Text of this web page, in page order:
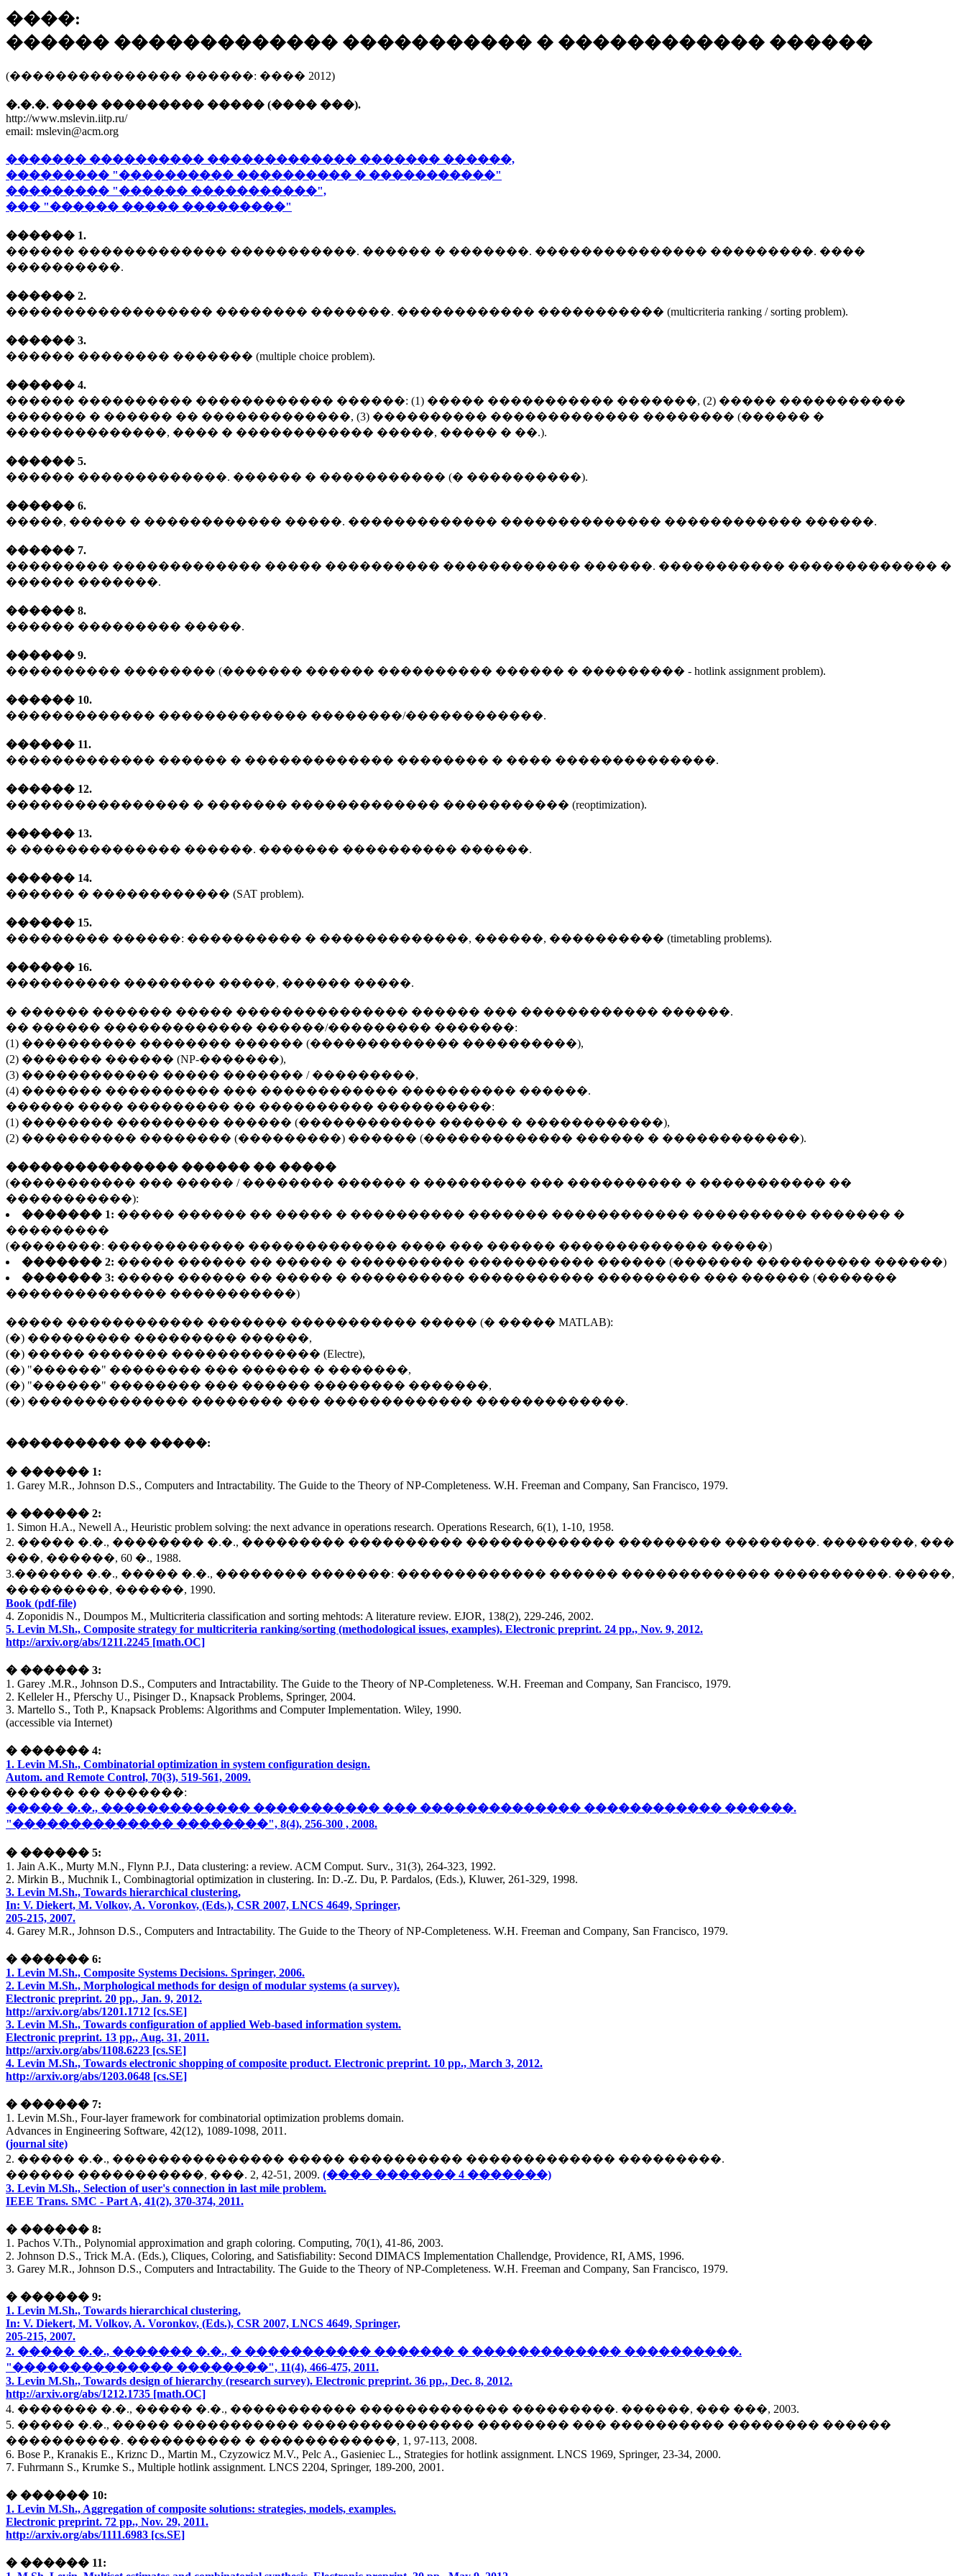
����:
������ ������������� ����������� � ������������ ������
(��������������� ������: ���� 2012)
�.�.�. ���� ��������� ����� (���� ���).
http://www.mslevin.iitp.ru/
email: mslevin@acm.org
������� ���������� ������������� ������� ������,
��������� "���������� ���������� � �����������"
��������� "������ �����������",
��� "������ ����� ���������"
������ 1.
������ ������������� �����������. ������ � �������. ��������������� ���������. ����
����������.
������ 2.
������������������ �������� �������. ������������ ����������� (multicriteria ranking / sorting problem).
������ 3.
������ �������� ������� (multiple choice problem).
������ 4.
������ ���������� ������������ ������: (1) ����� ����������� �������, (2) ����� �����������
������� � ������ �� �������������, (3) ���������� ������������� �������� (������ �
��������������, ���� � ������������ �����, ����� � ��.).
������ 5.
������ �������������. ������ � ����������� (� ����������).
������ 6.
�����, ����� � ������������ �����. ������������� �������������� ������������ ������.
������ 7.
��������� ������������� ����� ���������� ������������ ������. ����������� ������������� �
������ �������.
������ 8.
������ ��������� �����.
������ 9.
���������� �������� (������� ������ ���������� ������ � ��������� - hotlink assignment problem).
������ 10.
������������� ������������� ��������/������������.
������ 11.
������������� ������ � ������������� �������� � ���� ��������������.
������ 12.
���������������� � ������� ������������� ����������� (reoptimization).
������ 13.
� �������������� ������. ������� ���������� ������.
������ 14.
������ � ������������ (SAT problem).
������ 15.
��������� ������: ���������� � �������������, ������, ���������� (timetabling problems).
������ 16.
���������� �������� �����, ������ �����.
� ������ ������� ����� ��������������� ������ ��� ������������ ������.
�� ������ ������������� ������/��������� �������:
(1) ���������� �������� ������ (������������� ����������),
(2) ������� ������ (NP-�������),
(3) ������������ ����� ������� / ���������,
(4) ������� ���������� ��� ������������ ���������� ������.
������ ���� ��������� �� ���������� ����������:
(1) �������� ��������� ������ (������������ ������ � ������������),
(2) ���������� �������� (���������) ������ (������������� ������ � ������������).
��������������� ������ �� �����
(����������� ��� ����� / �������� ������ � ��������� ��� ���������� � ����������� ��
�����������):
������� 1: ����� ������ �� ����� � ���������� ������� ������������ ���������� ������� �
���������
(��������: ������������ ������������� ���� ��� ������ ������������� �����)
������� 2: ����� ������ �� ����� � ���������� ����������� ������ (������� ���������� ������)
������� 3: ����� ������ �� ����� � ���������� ����������� ��������� ��� ������ (�������
�������������� �����������)
����� ������������ ������� ����������� ����� (� ����� MATLAB):
(�) ��������� ��������� ������,
(�) ����� ������� ������������� (Electre),
(�) "������" �������� ��� ������ � �������,
(�) "������" �������� ��� ������ �������� �������,
(�) �������������� �������� ��� ������������� �������������.
���������� �� �����:
� ������ 1:
1. Garey M.R., Johnson D.S., Computers and Intractability. The Guide to the Theory of NP-Completeness. W.H. Freeman and Company, San Francisco, 1979.
� ������ 2:
1. Simon H.A., Newell A., Heuristic problem solving: the next advance in operations research. Operations Research, 6(1), 1-10, 1958.
2. ����� �.�., �������� �.�., ��������� ���������� ������������� ��������� ��������. ��������, ���
���, ������, 60 �., 1988.
3.������ �.�., ����� �.�., �������� �������: ������������� ������ ������������� ����������. �����,
���������, ������, 1990.
Book (pdf-file)
4. Zoponidis N., Doumpos M., Multicriteria classification and sorting mehtods: A literature review. EJOR, 138(2), 229-246, 2002.
5. Levin M.Sh., Composite strategy for multicriteria ranking/sorting (methodological issues, examples). Electronic preprint. 24 pp., Nov. 9, 2012.
http://arxiv.org/abs/1211.2245 [math.OC]
� ������ 3:
1. Garey .M.R., Johnson D.S., Computers and Intractability. The Guide to the Theory of NP-Completeness. W.H. Freeman and Company, San Francisco, 1979.
2. Kelleler H., Pferschy U., Pisinger D., Knapsack Problems, Springer, 2004.
3. Martello S., Toth P., Knapsack Problems: Algorithms and Computer Implementation. Wiley, 1990.
(accessible via Internet)
� ������ 4:
1. Levin M.Sh., Combinatorial optimization in system configuration design.
Autom. and Remote Control, 70(3), 519-561, 2009.
������ �� �������:
����� �.�., ������������� ����������� ��� �������������� ������������ ������.
"�������������� ��������", 8(4), 256-300 , 2008.
� ������ 5:
1. Jain A.K., Murty M.N., Flynn P.J., Data clustering: a review. ACM Comput. Surv., 31(3), 264-323, 1992.
2. Mirkin B., Muchnik I., Combinagtorial optimization in clustering. In: D.-Z. Du, P. Pardalos, (Eds.), Kluwer, 261-329, 1998.
3. Levin M.Sh., Towards hierarchical clustering,
In: V. Diekert, M. Volkov, A. Voronkov, (Eds.), CSR 2007, LNCS 4649, Springer,
205-215, 2007.
4. Garey M.R., Johnson D.S., Computers and Intractability. The Guide to the Theory of NP-Completeness. W.H. Freeman and Company, San Francisco, 1979.
� ������ 6:
1. Levin M.Sh., Composite Systems Decisions. Springer, 2006.
2. Levin M.Sh., Morphological methods for design of modular systems (a survey).
Electronic preprint. 20 pp., Jan. 9, 2012.
http://arxiv.org/abs/1201.1712 [cs.SE]
3. Levin M.Sh., Towards configuration of applied Web-based information system.
Electronic preprint. 13 pp., Aug. 31, 2011.
http://arxiv.org/abs/1108.6223 [cs.SE]
4. Levin M.Sh., Towards electronic shopping of composite product. Electronic preprint. 10 pp., March 3, 2012.
http://arxiv.org/abs/1203.0648 [cs.SE]
� ������ 7:
1. Levin M.Sh., Four-layer framework for combinatorial optimization problems domain.
Advances in Engineering Software, 42(12), 1089-1098, 2011.
(journal site)
2. ����� �.�., ��������������� ����� ���������� ������������� ���������.
������ �����������, ���. 2, 42-51, 2009. (���� ������� 4 �������)
3. Levin M.Sh., Selection of user's connection in last mile problem.
IEEE Trans. SMC - Part A, 41(2), 370-374, 2011.
� ������ 8:
1. Pachos V.Th., Polynomial approximation and graph coloring. Computing, 70(1), 41-86, 2003.
2. Johnson D.S., Trick M.A. (Eds.), Cliques, Coloring, and Satisfiability: Second DIMACS Implementation Challendge, Providence, RI, AMS, 1996.
3. Garey M.R., Johnson D.S., Computers and Intractability. The Guide to the Theory of NP-Completeness. W.H. Freeman and Company, San Francisco, 1979.
� ������ 9:
1. Levin M.Sh., Towards hierarchical clustering,
In: V. Diekert, M. Volkov, A. Voronkov, (Eds.), CSR 2007, LNCS 4649, Springer,
205-215, 2007.
2. ����� �.�., ������� �.�., � ����������� ������� � ������������� ����������.
"�������������� ��������", 11(4), 466-475, 2011.
3. Levin M.Sh., Towards design of hierarchy (research survey). Electronic preprint. 36 pp., Dec. 8, 2012.
http://arxiv.org/abs/1212.1735 [math.OC]
4. ������� �.�., ����� �.�., ����������� ������������� ���������. ������, ��� ���, 2003.
5. ����� �.�., ����� ����������� ��������������� �������� ��� ���������� �������� ������
����������. ���������� � ������������, 1, 97-113, 2008.
6. Bose P., Kranakis E., Kriznc D., Martin M., Czyzowicz M.V., Pelc A., Gasieniec L., Strategies for hotlink assignment. LNCS 1969, Springer, 23-34, 2000.
7. Fuhrmann S., Krumke S., Multiple hotlink assignment. LNCS 2204, Springer, 189-200, 2001.
� ������ 10:
1. Levin M.Sh., Aggregation of composite solutions: strategies, models, examples.
Electronic preprint. 72 pp., Nov. 29, 2011.
http://arxiv.org/abs/1111.6983 [cs.SE]
� ������ 11: